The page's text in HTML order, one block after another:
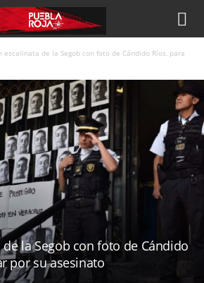
escalinata de la Segob con foto de Cándido Ríos, para
la Segob con foto de Cándido
por su asesinato